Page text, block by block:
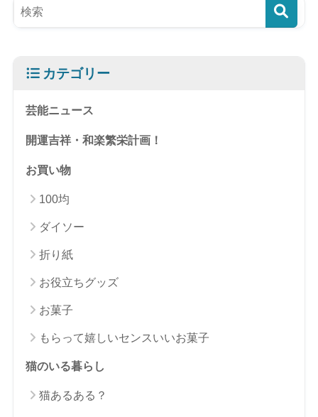
カテゴリー
芸能ニュース
開運吉祥・和楽繁栄計画！
お買い物
100均
ダイソー
折り紙
お役立ちグッズ
お菓子
もらって嬉しいセンスいいお菓子
猫のいる暮らし
猫あるある？